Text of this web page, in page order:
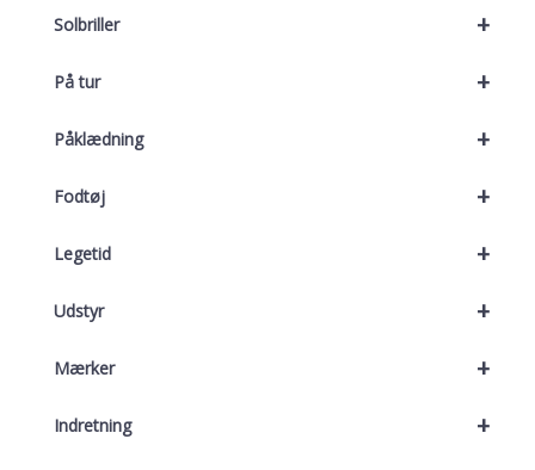
+
Solbriller
+
På tur
+
Påklædning
+
Fodtøj
+
Legetid
+
Udstyr
+
Mærker
+
Indretning